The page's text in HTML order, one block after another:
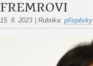
FREMROVI
15. 8. 2023 Rubrika: příspěvky